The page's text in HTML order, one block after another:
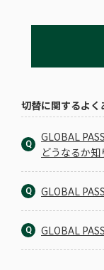
切替に関するよく
Q
GLOBAL
どうなるか知
Q GLOBAL
Q GLOBAL